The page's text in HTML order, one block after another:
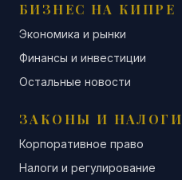
БИЗНЕС НА КИПРЕ
Экономика и рынки
Финансы и инвестиции
Остальные новости
ЗАКОНЫ И НАЛОГИ
Корпоративное право
Налоги и регулирование